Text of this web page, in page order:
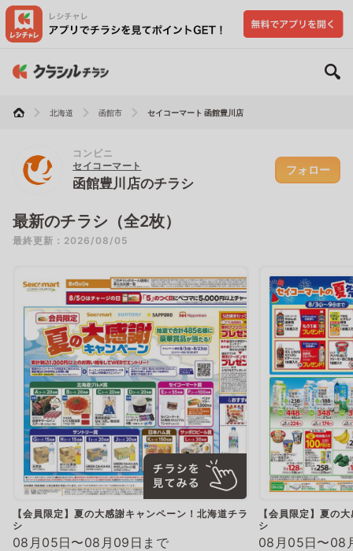
北海道 函館市 セイコーマート 函館豊川店
コンビニ
セイコーマート
函館豊川店のチラシ
フォロー
最新のチラシ（全2枚）
最終更新：2026/08/05
【会員限定】夏の大感謝キャンペーン！北海道チラ
シ
08月05日〜08月09日まで
【会員限定】夏の
シ
08月05日〜08